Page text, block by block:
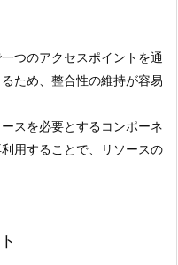
つのアクセスポイントを通
ため、整合性の維持が容易
ースを必要とするコンポーネ
用することで、リソースの